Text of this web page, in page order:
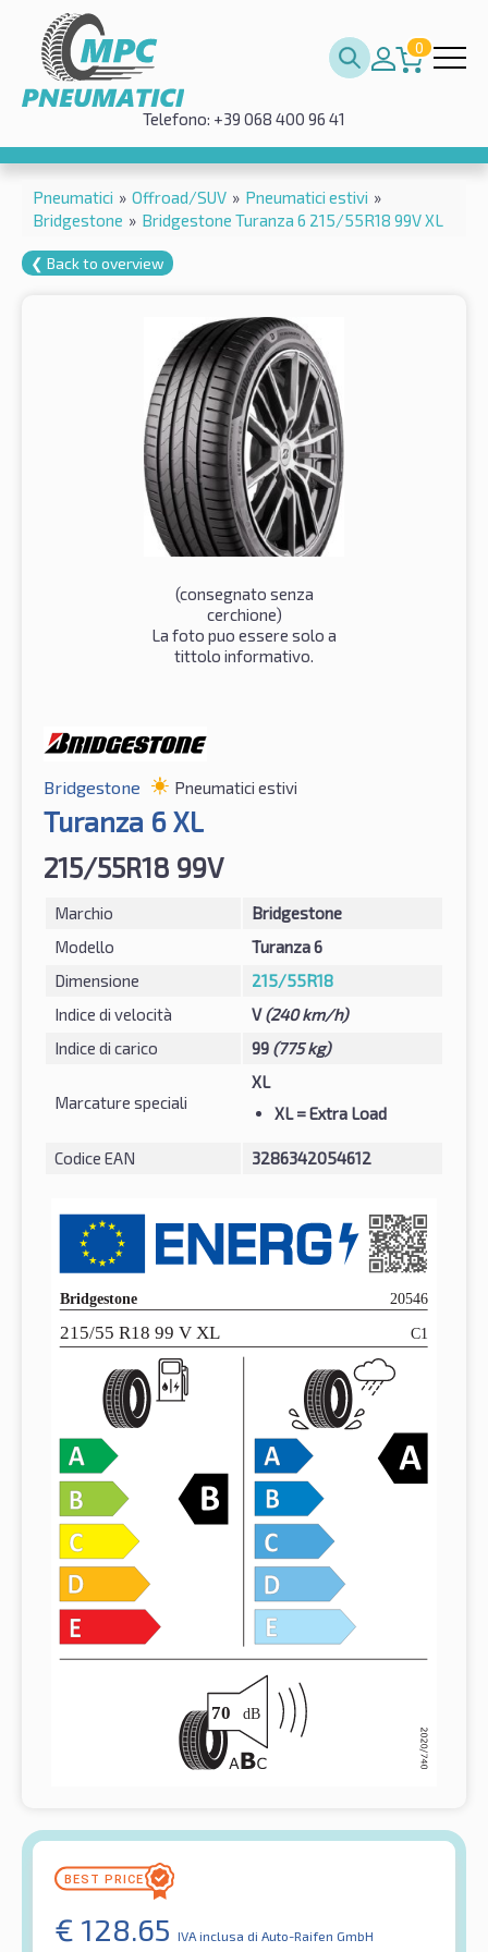
0
Telefono: +39 068 400 96 41
Pneumatici » Offroad/SUV » Pneumatici estivi »
Bridgestone » Bridgestone Turanza 6 215/55R18 99V XL
❮ Back to overview
(consegnato senza
cerchione)
La foto puo essere solo a
tittolo informativo.
Bridgestone Pneumatici estivi
Turanza 6 XL
215/55R18 99V
Marchio
Bridgestone
Modello
Turanza 6
Dimensione
215/55R18
Indice di velocità
V(240 km/h)
Indice di carico
99 (775 kg)
Marcature speciali
XL
XL= Extra Load
Codice EAN 3286342054612
€ 128.65 IVA inclusa di Auto-Raifen GmbH